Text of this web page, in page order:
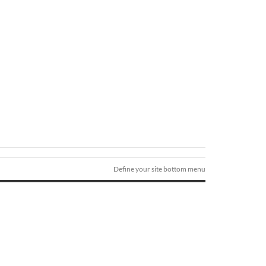
Define your site bottom menu